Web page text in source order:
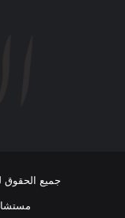
جميع الحقوق